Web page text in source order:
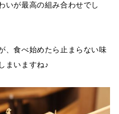
いが最高の組み合わせでし
、食べ始めたら止まらない味
まいますね♪